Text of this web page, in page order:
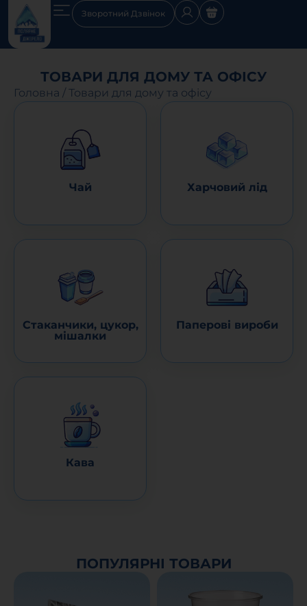
Зворотний Дзвінок
ТОВАРИ ДЛЯ ДОМУ ТА ОФІСУ
Головна / Товари для дому та офісу
Чай Харчовий лід
Стаканчики, цукор,
мішалки
Паперові вироби
Кава
ПОПУЛЯРНІ ТОВАРИ